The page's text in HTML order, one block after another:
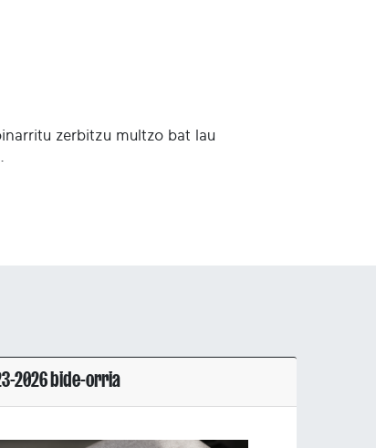
zerbitzu multzo bat lau
2026 bide-orria